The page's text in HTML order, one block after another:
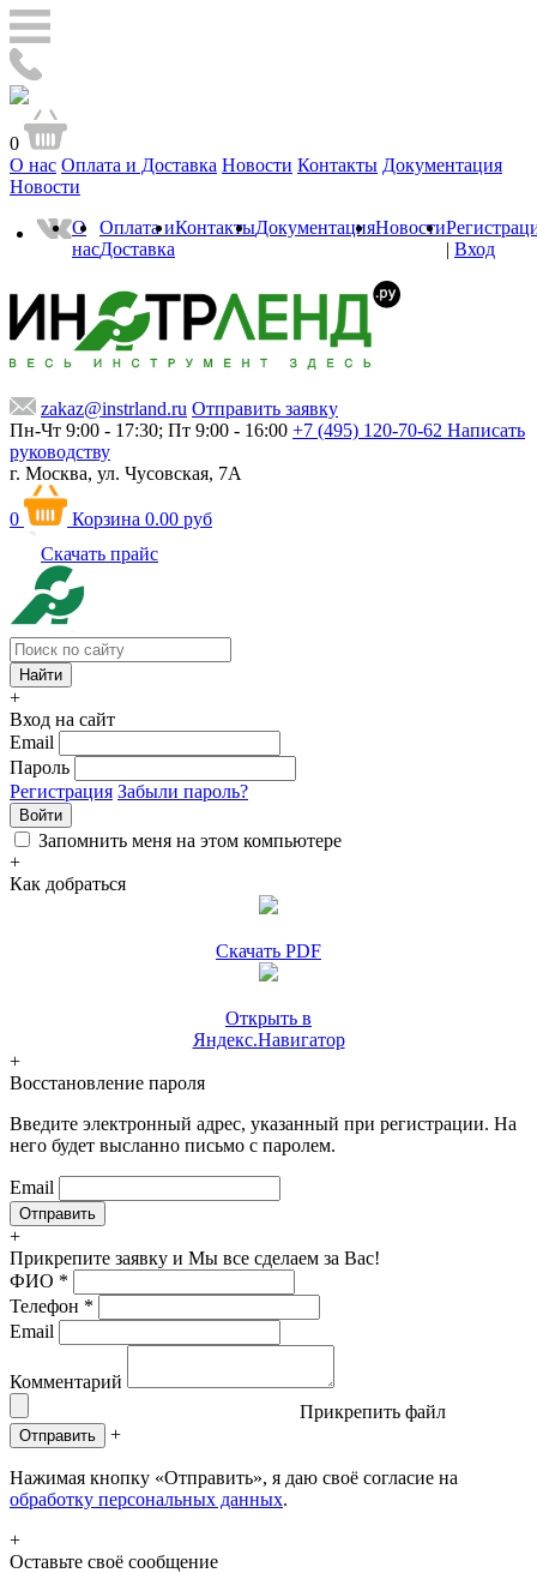
0
О нас Оплата и Доставка Новости Контакты Документация
Новости
О
нас
Оплата и
Доставка
КонтактыДокументацияНовости
| Вход
zakaz@instrland.ru Отправить заявку
Пн-Чт 9:00 - 17:30; Пт 9:00 - 16:00 +7 (495) 120-70-62 Написать
руководству
г. Москва, ул. Чусовская, 7А
0 Корзина 0.00 руб
Скачать прайс
+
Вход на сайт
Email
Пароль
Регистрация Забыли пароль?
Войти
Запомнить меня на этом компьютере
+
Как добраться
Скачать PDF
Открыть в
Яндекс.Навигатор
+
Восстановление пароля
Введите электронный адрес, указанный при регистрации. На
него будет высланно письмо с паролем.
Email
+
Прикрепите заявку и Мы все сделаем за Вас!
ФИО *
Телефон *
Email
Комментарий
Прикрепить файл
Отправить +
Нажимая кнопку «Отправить», я даю своё согласие на
обработку персональных данных.
+
Оставьте своё сообщение